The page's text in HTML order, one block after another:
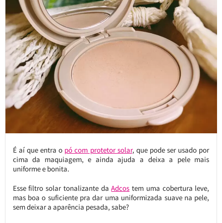
É aí que entra o pó com protetor solar, que pode ser usado por
cima da maquiagem, e ainda ajuda a deixa a pele mais
uniforme e bonita.
Esse filtro solar tonalizante daAdcos tem uma cobertura leve,
mas boa o suficiente pra dar uma uniformizada suave na pele,
sem deixar a aparência pesada, sabe?